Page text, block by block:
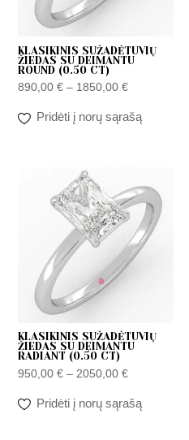
KLASIKINIS SUŽADĖTUVIŲ
ŽIEDAS SU DEIMANTU
ROUND (0.50 CT)
890,00€ – 1850,00€
Pridėti į norų sąrašą
KLASIKINIS SUŽADĖTUVIŲ
ŽIEDAS SU DEIMANTU
RADIANT (0.50 CT)
950,00€ – 2050,00€
range:
950,00 €
through
2050,00 €
Pridėti į norų sąrašą